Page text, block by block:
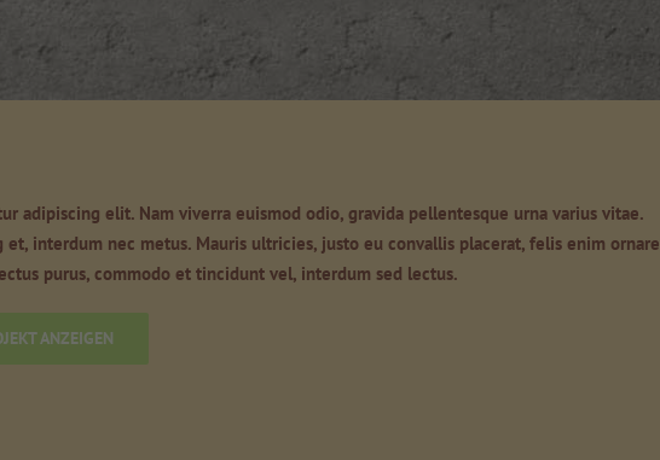
adipiscing elit. Nam viverra euismod odio, gravida pellentesque urna varius vitae.
interdum nec metus. Mauris ultricies, justo eu convallis placerat, felis enim ornare
purus, commodo et tincidunt vel, interdum sed lectus.
ANZEIGEN